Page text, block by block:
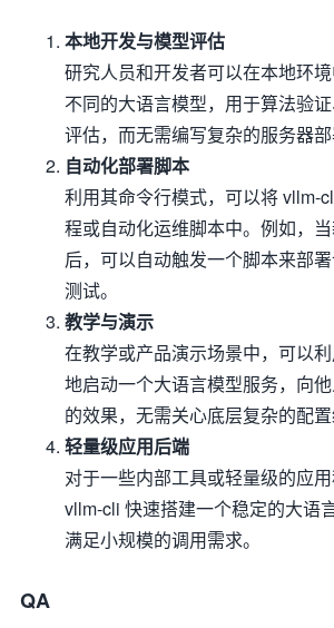
本地开发与模型评估
研究人员和开发者可以在本地环
不同的大语言模型，用于算法验
评估，而无需编写复杂的服务器部
自动化部署脚本
利用其命令行模式，可以将 vllm-
程或自动化运维脚本中。例如，
后，可以自动触发一个脚本来部
测试。
教学与演示
在教学或产品演示场景中，可以
地启动一个大语言模型服务，向
的效果，无需关心底层复杂的配置
轻量级应用后端
对于一些内部工具或轻量级的应
vllm-cli 快速搭建一个稳定的大语
满足小规模的调用需求。
QA